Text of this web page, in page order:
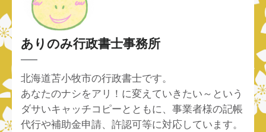
ありのみ行政書士事務所
北海道苫小牧市の行政書士です。
あなたのナシをアリ！に変えていきたい～という
ダサいキャッチコピーとともに、事業者様の記帳
代行や補助金申請、許認可等に対応しています。